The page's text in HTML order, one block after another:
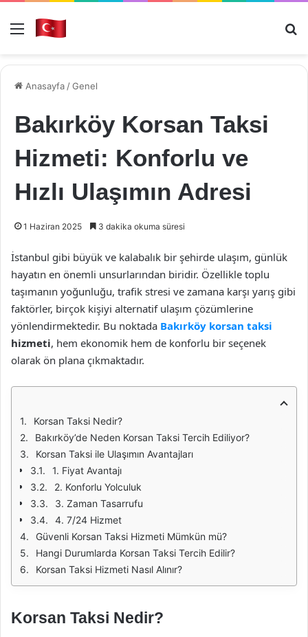
Menü
Anasayfa /Genel
Bakırköy Korsan Taksi
Hizmeti: Konforlu ve
Hızlı Ulaşımın Adresi
1 Haziran 2025 3 dakika okuma süresi
İstanbul gibi büyük ve kalabalık bir şehirde ulaşım, günlük
hayatın en önemli unsurlarından biridir. Özellikle toplu
taşımanın yoğunluğu, trafik stresi ve zamana karşı yarış gibi
faktörler, birçok kişiyi alternatif ulaşım çözümlerine
yönlendirmektedir. Bu noktada Bakırköy korsan taksi
hizmeti, hem ekonomik hem de konforlu bir seçenek
olarak ön plana çıkmaktadır.
Korsan Taksi Nedir?
Bakırköy’de Neden Korsan Taksi Tercih Ediliyor?
Korsan Taksi ile Ulaşımın Avantajları
1. Fiyat Avantajı
2. Konforlu Yolculuk
3. Zaman Tasarrufu
4. 7/24 Hizmet
Güvenli Korsan Taksi Hizmeti Mümkün mü?
Hangi Durumlarda Korsan Taksi Tercih Edilir?
Korsan Taksi Hizmeti Nasıl Alınır?
Korsan Taksi Nedir?